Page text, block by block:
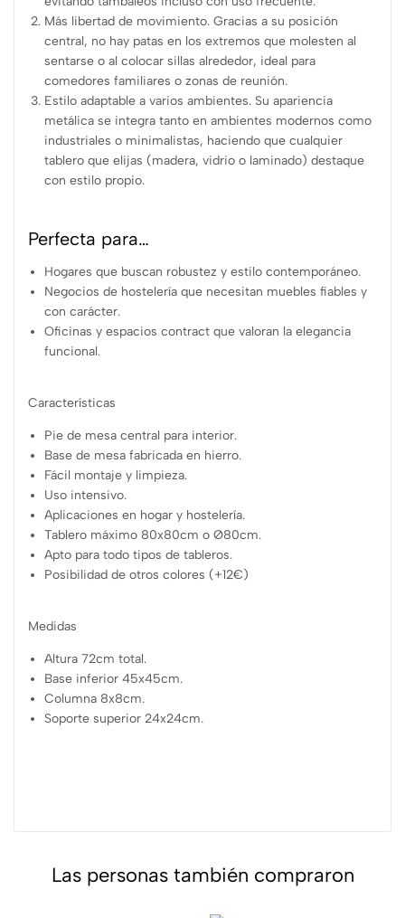
Más libertad de movimiento. Gracias a su posición
central, no hay patas en los extremos que molesten al
sentarse o al colocar sillas alrededor, ideal para
comedores familiares o zonas de reunión.
Estilo adaptable a varios ambientes. Su apariencia
metálica se integra tanto en ambientes modernos como
industriales o minimalistas, haciendo que cualquier
tablero que elijas (madera, vidrio o laminado) destaque
con estilo propio.
Perfecta para…
Hogares que buscan robustez y estilo contemporáneo.
Negocios de hostelería que necesitan muebles fiables y
con carácter.
Oficinas y espacios contract que valoran la elegancia
funcional.
Características
Pie de mesa central para interior.
Base de mesa fabricada en hierro.
Fácil montaje y limpieza.
Uso intensivo.
Aplicaciones en hogar y hostelería.
Tablero máximo 80x80cm o Ø80cm.
Apto para todo tipos de tableros.
Posibilidad de otros colores (+12€)
Medidas
Altura 72cm total.
Base inferior 45x45cm.
Columna 8x8cm.
Soporte superior 24x24cm.
Las personas también compraron